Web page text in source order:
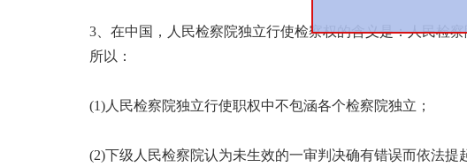
3、在中国，人民检察院独立行使检察权的含义是：人民检
所以：
(1)人民检察院独立行使职权中不包涵各个检察院独立；
(2)下级人民检察院认为未生效的一审判决确有错误而依法提